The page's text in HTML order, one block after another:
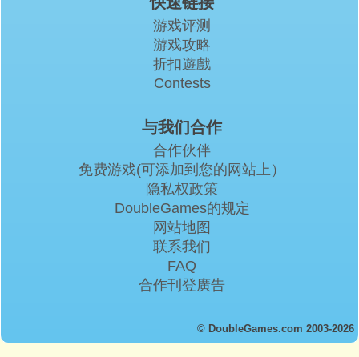
游戏评测
游戏攻略
折扣遊戲
Contests
与我们合作
合作伙伴
免费游戏(可添加到您的网站上）
隐私权政策
DoubleGames的规定
网站地图
联系我们
FAQ
合作刊登廣告
© DoubleGames.com 2003-2026